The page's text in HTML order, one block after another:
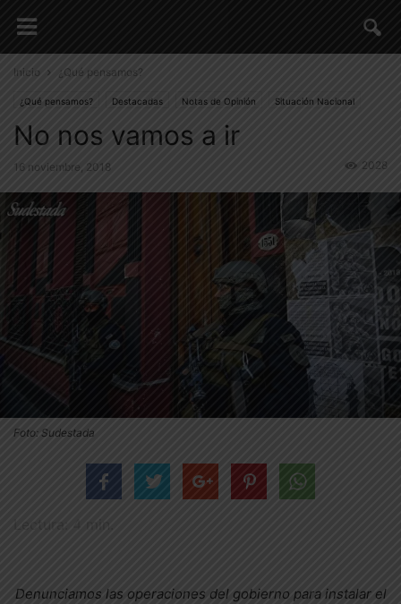
Inicio ¿Qué pensamos?
¿Qué pensamos? Destacadas Notas de Opinión Situación Nacional
No nos vamos a ir
16 noviembre, 2018 2028
Foto: Sudestada
Denunciamos las operaciones del gobierno para instalar el